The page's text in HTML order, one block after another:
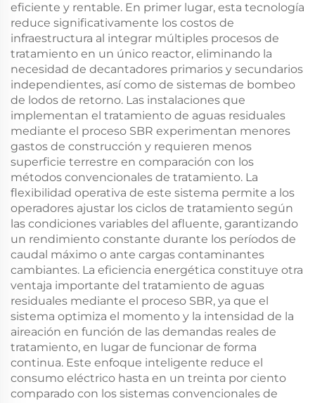
eficiente y rentable. En primer lugar, esta tecnología
reduce significativamente los costos de
infraestructura al integrar múltiples procesos de
tratamiento en un único reactor, eliminando la
necesidad de decantadores primarios y secundarios
independientes, así como de sistemas de bombeo
de lodos de retorno. Las instalaciones que
implementan el tratamiento de aguas residuales
mediante el proceso SBR experimentan menores
gastos de construcción y requieren menos
superficie terrestre en comparación con los
métodos convencionales de tratamiento. La
flexibilidad operativa de este sistema permite a los
operadores ajustar los ciclos de tratamiento según
las condiciones variables del afluente, garantizando
un rendimiento constante durante los períodos de
caudal máximo o ante cargas contaminantes
cambiantes. La eficiencia energética constituye otra
ventaja importante del tratamiento de aguas
residuales mediante el proceso SBR, ya que el
sistema optimiza el momento y la intensidad de la
aireación en función de las demandas reales de
tratamiento, en lugar de funcionar de forma
continua. Este enfoque inteligente reduce el
consumo eléctrico hasta en un treinta por ciento
comparado con los sistemas convencionales de